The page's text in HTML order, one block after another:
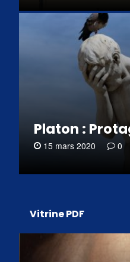
Platon :
15 mars 2020 0
Vitrine PDF